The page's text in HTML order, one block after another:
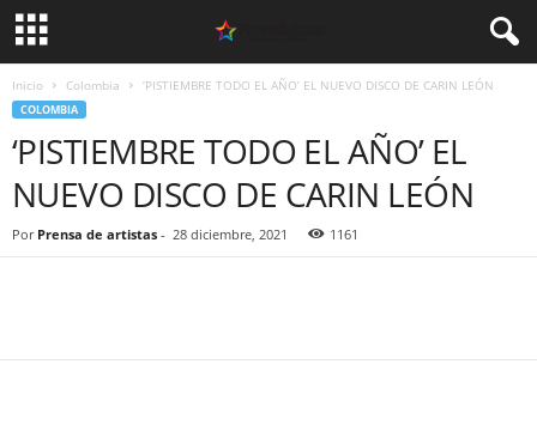
Inicio Colombia ‘PISTIEMBRE TODO EL AÑO’ EL NUEVO DISCO DE CARIN LEÓN
COLOMBIA
‘PISTIEMBRE TODO EL AÑO’ EL
NUEVO DISCO DE CARIN LEÓN
Por Prensa de artistas - 28 diciembre, 2021 1161